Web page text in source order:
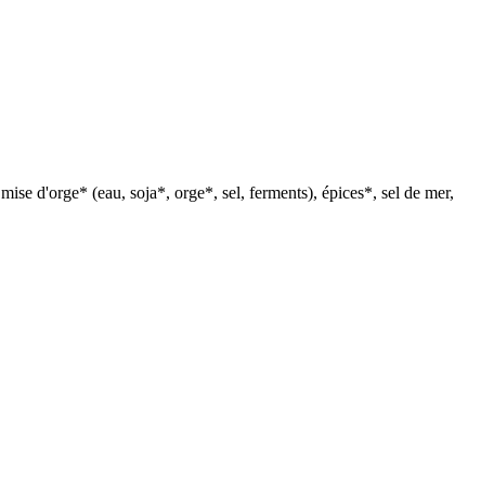
d'orge* (eau, soja*, orge*, sel, ferments), épices*, sel de mer,